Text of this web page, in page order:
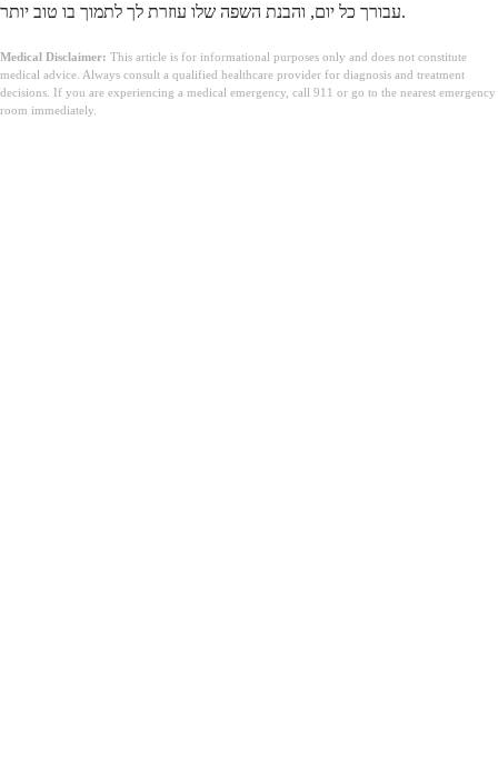
עבורך כל יום, והבנת השפה שלו עוזרת לך לתמוך בו טוב יותר.
Medical Disclaimer: This article is for informational purposes only and does not constitute
medical advice. Always consult a qualified healthcare provider for diagnosis and treatment
decisions. If you are experiencing a medical emergency, call 911 or go to the nearest emergency
room immediately.